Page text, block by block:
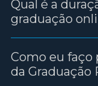
Qual é a
graduação
Como eu faço
da Graduação